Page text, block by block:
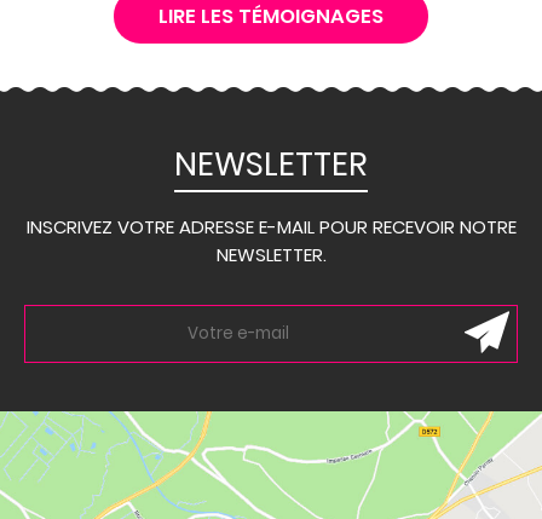
LIRE LES TÉMOIGNAGES
NEWSLETTER
INSCRIVEZ VOTRE ADRESSE E-MAIL POUR RECEVOIR NOTRE
NEWSLETTER.